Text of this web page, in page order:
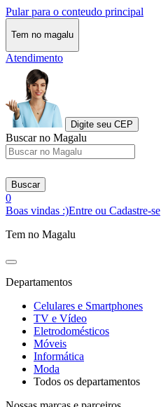
Pular para o conteudo principal
Tem no magalu
Atendimento
Digite seu CEP
Buscar no Magalu
Buscar
0
Boas vindas :)Entre ou Cadastre-se
Tem no Magalu
Departamentos
Celulares e Smartphones
TV e Vídeo
Eletrodomésticos
Móveis
Informática
Moda
Todos os departamentos